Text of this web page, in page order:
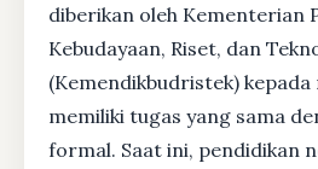
diberikan oleh Kementerian
Kebudayaan, Riset, dan
(Kemendikbudristek)
memiliki tugas yang sama
formal. Saat ini, pendidikan